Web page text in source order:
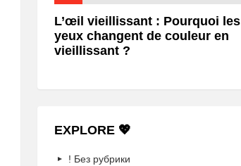
L’œil vieillissant : Pourquoi les
yeux changent de couleur en
vieillissant ?
EXPLORE 💖
! Без рубрики